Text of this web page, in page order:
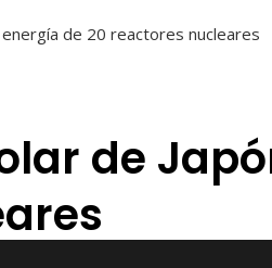
de 20 reactores nucleares
de